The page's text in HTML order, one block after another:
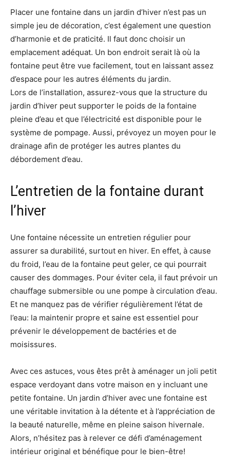
Placer une fontaine dans un jardin d’hiver n’est pas un
simple jeu de décoration, c’est également une question
d’harmonie et de praticité. Il faut donc choisir un
emplacement adéquat. Un bon endroit serait là où la
fontaine peut être vue facilement, tout en laissant assez
d’espace pour les autres éléments du jardin.
Lors de l’installation, assurez-vous que la structure du
jardin d’hiver peut supporter le poids de la fontaine
pleine d’eau et que l’électricité est disponible pour le
système de pompage. Aussi, prévoyez un moyen pour le
drainage afin de protéger les autres plantes du
débordement d’eau.
L’entretien de la fontaine durant
l’hiver
Une fontaine nécessite un entretien régulier pour
assurer sa durabilité, surtout en hiver. En effet, à cause
du froid, l’eau de la fontaine peut geler, ce qui pourrait
causer des dommages. Pour éviter cela, il faut prévoir un
chauffage submersible ou une pompe à circulation d’eau.
Et ne manquez pas de vérifier régulièrement l’état de
l’eau: la maintenir propre et saine est essentiel pour
prévenir le développement de bactéries et de
moisissures.
Avec ces astuces, vous êtes prêt à aménager un joli petit
espace verdoyant dans votre maison en y incluant une
petite fontaine. Un jardin d’hiver avec une fontaine est
une véritable invitation à la détente et à l’appréciation de
la beauté naturelle, même en pleine saison hivernale.
Alors, n’hésitez pas à relever ce défi d’aménagement
intérieur original et bénéfique pour le bien-être!